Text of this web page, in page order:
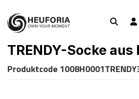
TRENDY-Socke
Produktcode